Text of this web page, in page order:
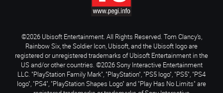
©2026 Ubisoft Entertainment. All Rights Reserved. Tom Clancy’s,
Rainbow Six, the Soldier Icon, Ubisoft, and the Ubisoft logo are
registered or unregistered trademarks of Ubisoft Entertainment in the
US and/or other countries. ©2026 Sony Interactive Entertainment
LLC. "PlayStation Family Mark", "PlayStation", "PS5 logo", "PS5", "PS4
logo", "PS4", "PlayStation Shapes Logo" and "Play Has No Limits" are